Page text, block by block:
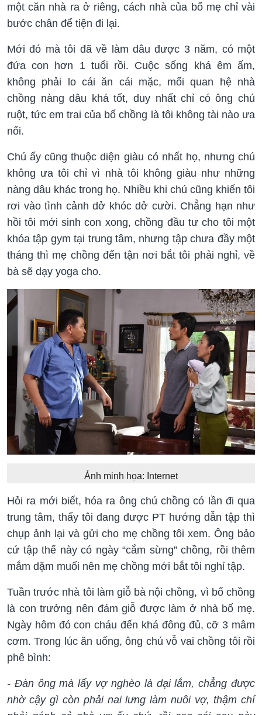
một căn nhà ra ở riêng, cách nhà của bố mẹ chỉ vài
bước chân để tiện đi lại.
Mới đó mà tôi đã về làm dâu được 3 năm, có một
đứa con hơn 1 tuổi rồi. Cuộc sống khá êm ấm,
không phải lo cái ăn cái mặc, mối quan hệ nhà
chồng nàng dâu khá tốt, duy nhất chỉ có ông chú
ruột, tức em trai của bố chồng là tôi không tài nào ưa
nổi.
Chú ấy cũng thuộc diện giàu có nhất họ, nhưng chú
không ưa tôi chỉ vì nhà tôi không giàu như những
nàng dâu khác trong họ. Nhiều khi chú cũng khiến tôi
rơi vào tình cảnh dở khóc dở cười. Chẳng hạn như
hồi tôi mới sinh con xong, chồng đầu tư cho tôi một
khóa tập gym tại trung tâm, nhưng tập chưa đầy một
tháng thì mẹ chồng đến tận nơi bắt tôi phải nghỉ, về
bà sẽ dạy yoga cho.
Ảnh minh họa: Internet
Hỏi ra mới biết, hóa ra ông chú chồng có lần đi qua
trung tâm, thấy tôi đang được PT hướng dẫn tập thì
chụp ảnh lại và gửi cho mẹ chồng tôi xem. Ông bảo
cứ tập thế này có ngày “cắm sừng” chồng, rồi thêm
mắm dặm muối nên mẹ chồng mới bắt tôi nghỉ tập.
Tuần trước nhà tôi làm giỗ bà nội chồng, vì bố chồng
là con trưởng nên đám giỗ được làm ở nhà bố mẹ.
Ngày hôm đó con cháu đến khá đông đủ, cỡ 3 mâm
cơm. Trong lúc ăn uống, ông chú vỗ vai chồng tôi rồi
phê bình:
- Đàn ông mà lấy vợ nghèo là dại lắm, chẳng được
nhờ cậy gì còn phải nai lưng làm nuôi vợ, thậm chí